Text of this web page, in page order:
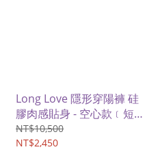
Long Love 隱形穿陽褲 硅
膠肉感貼身 - 空心款﹝短小
不舉男性專用﹞
NT$10,500
NT$2,450